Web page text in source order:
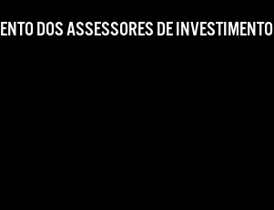
DOS ASSESSORES DE INVESTIMENTO